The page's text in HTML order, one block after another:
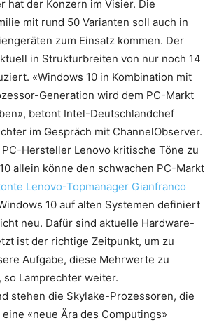
hat der Konzern im Visier. Die
mit rund 50 Varianten soll auch in
zum Einsatz kommen. Der
in Strukturbreiten von nur noch 14
«Windows 10 in Kombination mit
Generation wird dem PC-Markt
betont Intel-Deutschlandchef
im Gespräch mit ChannelObserver.
Hersteller Lenovo kritische Töne zu
allein könne den schwachen PC-Markt
Lenovo-Topmanager Gianfranco
10 auf alten Systemen definiert
neu. Dafür sind aktuelle Hardware-
ist der richtige Zeitpunkt, um zu
Aufgabe, diese Mehrwerte zu
so Lamprechter weiter.
stehen die Skylake-Prozessoren, die
«neue Ära des Computings»